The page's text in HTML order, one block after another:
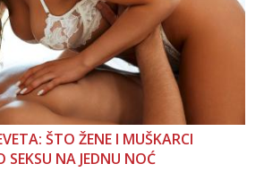
ŠTO ŽENE I MUŠKARCI
SEKSU NA JEDNU NOĆ